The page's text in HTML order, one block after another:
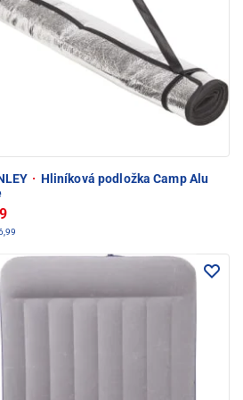
· Hliníková podložka Camp Alu